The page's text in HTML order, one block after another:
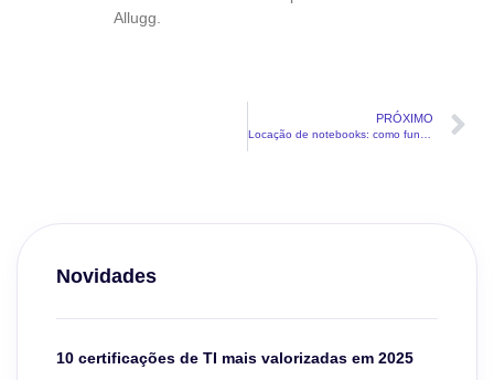
Novidades
10 certificações de TI mais valorizadas em 2025
Allugg.
PRÓXIMO
Locação de notebooks: como funciona para todos os negócios?